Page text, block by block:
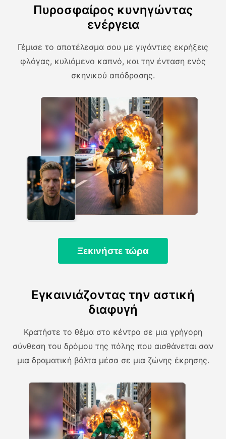
Πυροσφαίρος κυνηγώντας
ενέργεια
Γέμισε το αποτέλεσμα σου με γιγάντιες εκρήξεις
φλόγας, κυλιόμενο καπνό, και την ένταση ενός
σκηνικού απόδρασης.
Ξεκινήστε τώρα
Εγκαινιάζοντας την αστική
διαφυγή
Κρατήστε το θέμα στο κέντρο σε μια γρήγορη
σύνθεση του δρόμου της πόλης που αισθάνεται σαν
μια δραματική βόλτα μέσα σε μια ζώνης έκρησης.